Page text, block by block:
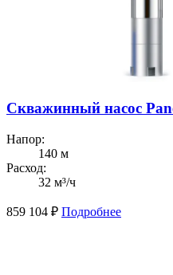
Скважинный насос
Напор:
140 м
Расход:
32 м³/ч
859 104 ₽ Подробнее